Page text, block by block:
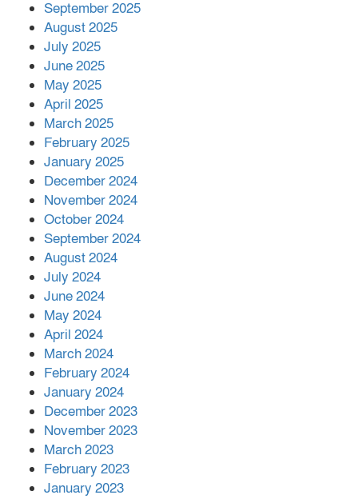
পর ফোন তারেক রহমানের,গ্যাস সঙ্কট
সহায়তা দিলেন সাচিং প্রু জেরী
September 2025
August 2025
July 2025
June 2025
May 2025
April 2025
March 2025
February 2025
January 2025
December 2024
November 2024
October 2024
September 2024
August 2024
July 2024
June 2024
May 2024
April 2024
March 2024
February 2024
January 2024
December 2023
November 2023
March 2023
February 2023
January 2023